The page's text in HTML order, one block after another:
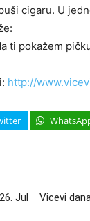
cigaru. U
ti pokažem
http://
Jul
Vicevi